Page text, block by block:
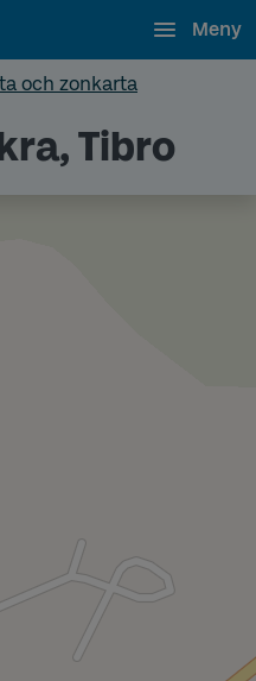
Meny
och zonkarta
Tibro